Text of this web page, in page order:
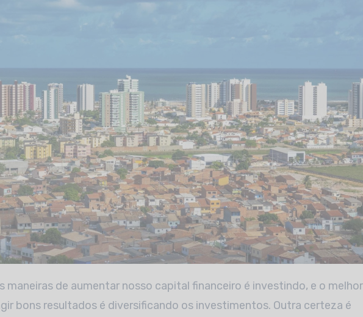
bons resultados é diversificando os investimentos. Outra certeza é